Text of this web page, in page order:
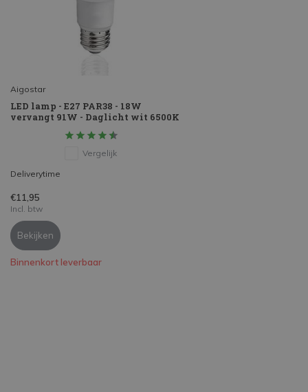
Aigostar
LED lamp - E27 PAR38 - 18W
vervangt 91W - Daglicht wit 6500K
Vergelijk
Deliverytime
€11,95
Incl. btw
Bekijken
Binnenkort leverbaar